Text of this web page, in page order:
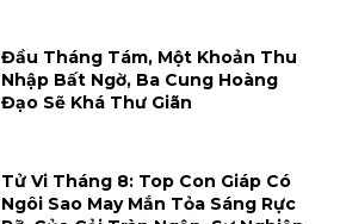
Đầu Tháng Tám, Một Khoản Thu
Nhập Bất Ngờ, Ba Cung Hoàng
Đạo Sẽ Khá Thư Giãn
Tử Vi Tháng 8: Top Con Giáp Có
Ngôi Sao May Mắn Tỏa Sáng Rực